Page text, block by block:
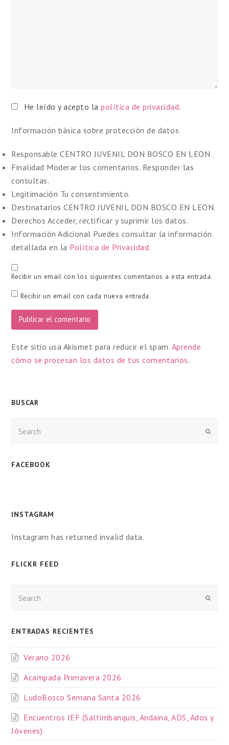
He leído y acepto lapolítica de privacidad.
Información básica sobre protección de datos
Responsable CENTRO JUVENIL DON BOSCO EN LEON .
Finalidad Moderar los comentarios. Responder las
consultas.
Legitimación Tu consentimiento.
Destinatarios CENTRO JUVENIL DON BOSCO EN LEON.
Derechos Acceder, rectificar y suprimir los datos.
Información Adicional Puedes consultar la información
detallada en la Política de Privacidad.
Recibir un email con los siguientes comentarios a esta entrada.
Recibir un email con cada nueva entrada.
Este sitio usa Akismet para reducir el spam. Aprende
cómo se procesan los datos de tus comentarios.
BUSCAR
Enviar
FACEBOOK
INSTAGRAM
Instagram has returned invalid data.
FLICKR FEED
Enviar
ENTRADAS RECIENTES
Verano 2026
Acampada Primavera 2026
LudoBosco Semana Santa 2026
Encuentros IEF (Saltimbanquis, Andaina, ADS, Ados y
Jóvenes)